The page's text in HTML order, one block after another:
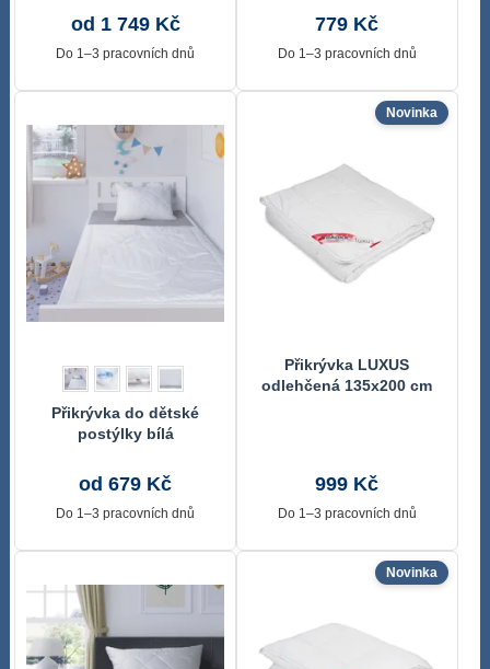
od 1 749 Kč
Do 1–3 pracovních dnů
779 Kč
Do 1–3 pracovních dnů
Přikrývka do dětské
postýlky bílá
od 679 Kč
Do 1–3 pracovních dnů
Přikrývka LUXUS
odlehčená 135x200 cm
Novinka
999 Kč
Do 1–3 pracovních dnů
Novinka